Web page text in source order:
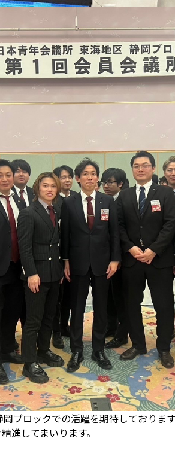
ブロックでの活躍を期待しております
進してまいります。